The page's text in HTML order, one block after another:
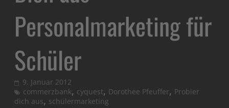
Personalmarketing für
Schüler
9. Januar 2012
commerzbank, cyquest, Dorothee Pfeuffer, Probier
dich aus, schülermarketing